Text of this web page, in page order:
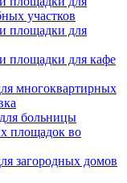
участков
площадки для
площадки для кафе
многоквартирных
больницы
площадок во
загородных домов